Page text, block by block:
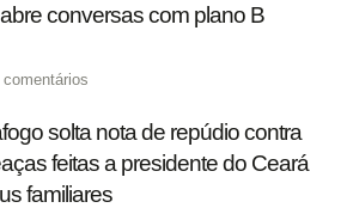
conversas com plano B
comentários
solta nota de repúdio contra
feitas a presidente do Ceará
familiares